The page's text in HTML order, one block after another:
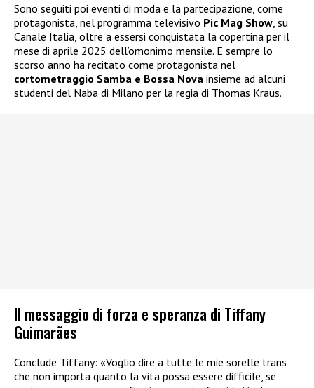
Sono seguiti poi eventi di moda e la partecipazione, come
protagonista, nel programma televisivo Pic Mag Show , su
Canale Italia, oltre a essersi conquistata la copertina per il
mese di aprile 2025 dell’omonimo mensile. E sempre lo
scorso anno ha recitato come protagonista nel
cortometraggio Samba e Bossa Nova insieme ad alcuni
studenti del Naba di Milano per la regia di Thomas Kraus.
Il messaggio di forza e speranza di Tiffany
Guimarães
Conclude Tiffany: «Voglio dire a tutte le mie sorelle trans
che non importa quanto la vita possa essere difficile, se